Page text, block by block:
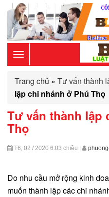
Toggle
navigation
Trang chủ » Tư vấn thành
lập chi nhánh ở Phú Thọ
Tư vấn thành lập
Thọ
T6, 02 / 2020 6:03 chiều
Do nhu cầu mở rộng kinh
muốn thành lập các chi